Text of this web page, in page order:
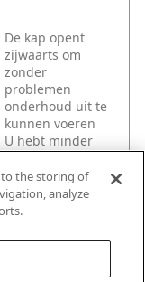
De kap opent
zijwaarts om
zonder
problemen
onderhoud uit te
kunnen voeren
U hebt minder
zorgen dankzij
het robuuste
ontwerp met
betrouwbare
to the storing of
analyze